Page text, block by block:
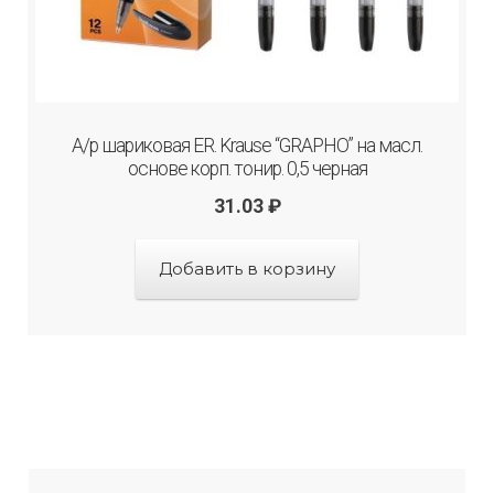
А/р шариковая ER. Krause “GRAPHO” на масл.
основе корп. тонир. 0,5 черная
31.03 ₽
Добавить в корзину